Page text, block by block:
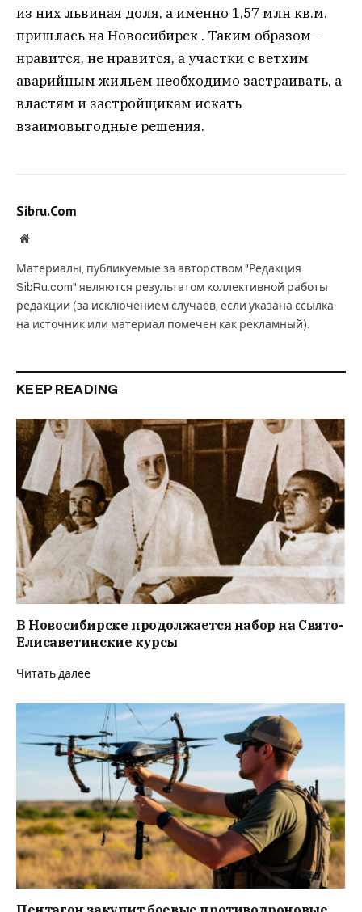
из них львиная доля, а именно 1,57 млн кв.м.
пришлась на Новосибирск . Таким образом –
нравится, не нравится, а участки с ветхим
аварийным жильем необходимо застраивать, а
властям и застройщикам искать
взаимовыгодные решения.
Sibru.Com
Website
Материалы, публикуемые за авторством "Редакция
SibRu.com" являются результатом коллективной работы
редакции (за исключением случаев, если указана ссылка
на источник или материал помечен как рекламный).
KEEP READING
В Новосибирске продолжается набор на Свято-
Елисаветинские курсы
Читать далее